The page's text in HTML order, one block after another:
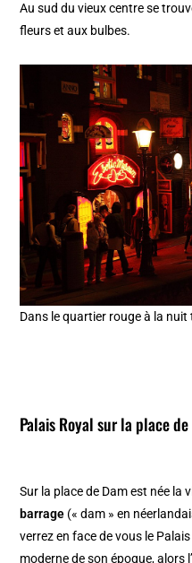
Au sud du vieux centre se
fleurs et aux bulbes.
Dans le quartier rouge à la nuit
Palais Royalsur la place de
Sur la place de Dam est née la
barrage (« dam » en
verrez en face de vous le
moderne de son époque, alors